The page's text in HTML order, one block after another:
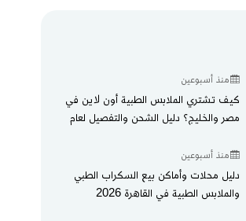
منذ أسبوعين
كيف تشتري الملابس الطبية أون لاين في
مصر والخليج؟ دليل الشحن والتفصيل لعام
منذ أسبوعين
دليل محلات وأماكن بيع السكراب الطبي
والملابس الطبية في القاهرة 2026